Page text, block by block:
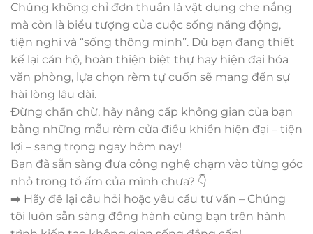
Chúng không chỉ đơn thuần là vật dụng che nắng
mà còn là biểu tượng của cuộc sống năng động,
tiện nghi và “sống thông minh”. Dù bạn đang thiết
kế lại căn hộ, hoàn thiện biệt thự hay hiện đại hóa
văn phòng, lựa chọn rèm tự cuốn sẽ mang đến sự
hài lòng lâu dài.
Đừng chần chừ, hãy nâng cấp không gian của bạn
bằng những mẫu rèm cửa điều khiển hiện đại – tiện
lợi – sang trọng ngay hôm nay!
Bạn đã sẵn sàng đưa công nghệ chạm vào từng góc
nhỏ trong tổ ấm của mình chưa? 👇
➡️ Hãy để lại câu hỏi hoặc yêu cầu tư vấn – Chúng
tôi luôn sẵn sàng đồng hành cùng bạn trên hành